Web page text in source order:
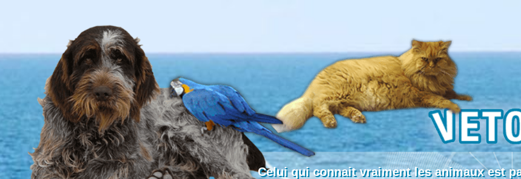
Celui qui connait vraiment les animaux est